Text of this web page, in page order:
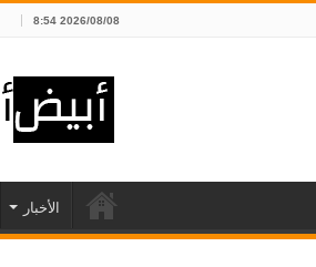
2026/08/08 8:54
الأخبار